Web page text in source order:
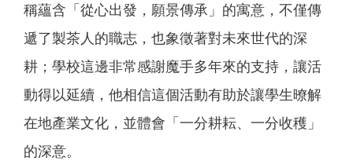
稱蘊含「從心出發，願景傳承」的寓意，不僅傳
遞了製茶人的職志，也象徵著對未來世代的深
耕；學校這邊非常感謝魔手多年來的支持，讓活
動得以延續，他相信這個活動有助於讓學生暸解
在地產業文化，並體會「一分耕耘、一分收穫」
的深意。